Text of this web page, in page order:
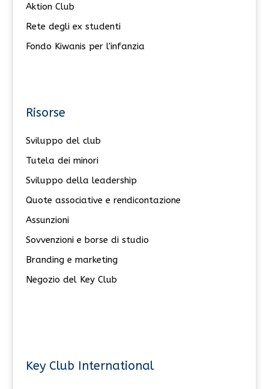
Aktion Club
Rete degli ex studenti
Fondo Kiwanis per l'infanzia
Risorse
Sviluppo del club
Tutela dei minori
Sviluppo della leadership
Quote associative e rendicontazione
Assunzioni
Sovvenzioni e borse di studio
Branding e marketing
Negozio del Key Club
Key Club International